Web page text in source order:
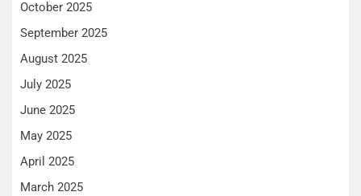
October 2025
September 2025
August 2025
July 2025
June 2025
May 2025
April 2025
March 2025